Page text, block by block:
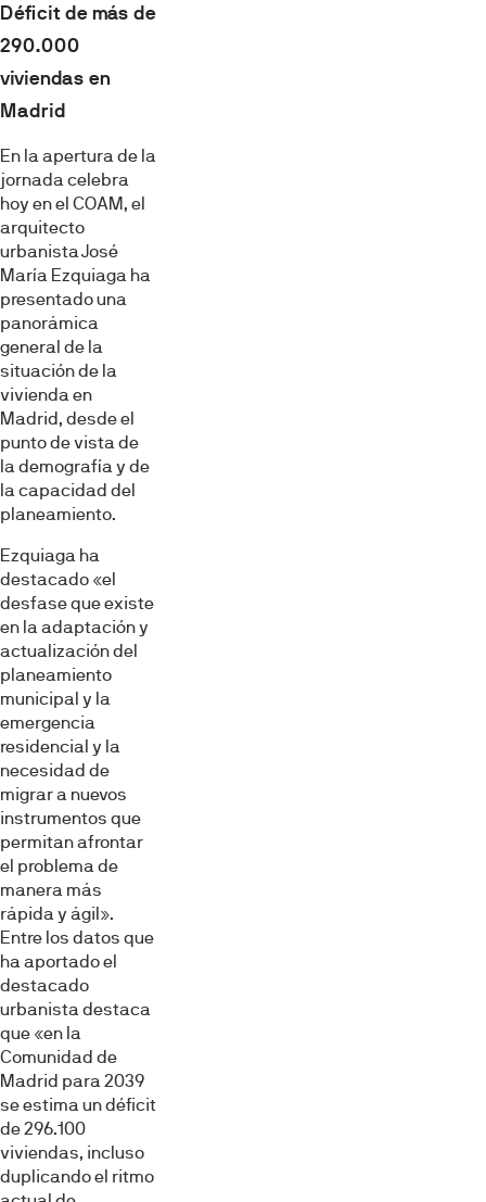
Déficit de más de
290.000
viviendas en
Madrid
En la apertura de la
jornada celebra
hoy en el COAM, el
arquitecto
urbanista José
María Ezquiaga ha
presentado una
panorámica
general de la
situación de la
vivienda en
Madrid, desde el
punto de vista de
la demografía y de
la capacidad del
planeamiento.
Ezquiaga ha
destacado «el
desfase que existe
en la adaptación y
actualización del
planeamiento
municipal y la
emergencia
residencial y la
necesidad de
migrar a nuevos
instrumentos que
permitan afrontar
el problema de
manera más
rápida y ágil».
Entre los datos que
ha aportado el
destacado
urbanista destaca
que «en la
Comunidad de
Madrid para 2039
se estima un déficit
de 296.100
viviendas, incluso
duplicando el ritmo